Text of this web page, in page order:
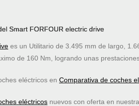
Smart FORFOUR electric drive
es un Utilitario de 3.495 mm de largo,
de 160 Nm, logrando unas
eléctricos en Comparativa de coches
eléctricos nuevos con oferta en